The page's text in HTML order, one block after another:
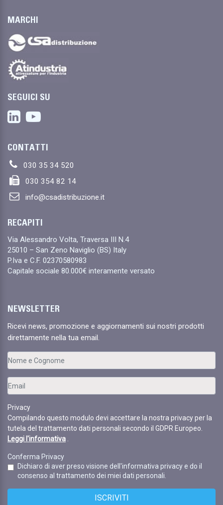
MARCHI
SEGUICI SU
CONTATTI
030 35 34 520
030 354 82 14
info@csadistribuzione.it
RECAPITI
Via Alessandro Volta, Traversa III N.4
25010 – San Zeno Naviglio (BS) Italy
P.Iva e C.F. 02370580983
Capitale sociale 80.000€ interamente versato
NEWSLETTER
Ricevi news, promozione e aggiornamenti sui nostri prodotti
direttamente nella tua email.
Privacy
Compilando questo modulo devi accettare la nostra privacy per la
tutela del trattamento dati personali secondo il GDPR Europeo.
Leggi l'informativa .
Conferma Privacy
Dichiaro di aver preso visione dell'informativa privacy e do il
consenso al trattamento dei miei dati personali.
ISCRIVITI